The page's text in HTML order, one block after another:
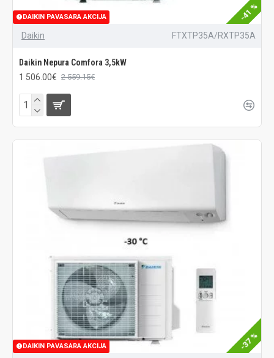
DAIKIN PAVASARA AKCIJA -41 %
Daikin FTXTP35A/RXTP35A
Daikin Nepura Comfora 3,5kW
1 506.00€ 2 559.15€
DAIKIN PAVASARA AKCIJA -37 %